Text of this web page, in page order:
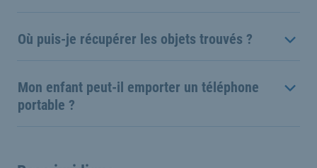
Où puis-je récupérer les objets trouvés ?
Mon enfant peut-il emporter un téléphone
portable ?